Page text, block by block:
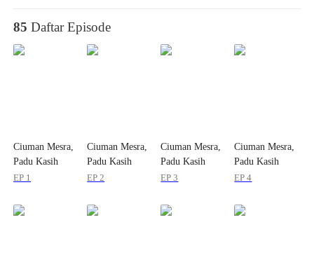
85 Daftar Episode
Ciuman Mesra,
Padu Kasih
EP 1
Ciuman Mesra,
Padu Kasih
EP 2
Ciuman Mesra,
Padu Kasih
EP 3
Ciuman Mesra,
Padu Kasih
EP 4